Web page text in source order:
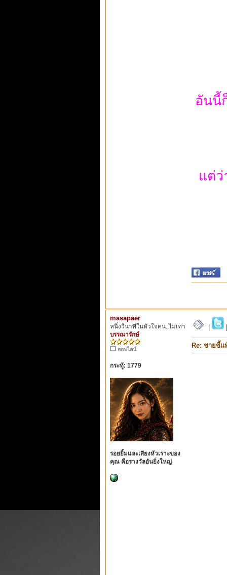
อันนี้
แต่ว่
masapaer
หนึ่งวินาทีในหัวใจคน..ไม่เท่า
บรรณารักษ์
ออฟไลน์
กระทู้: 1779
รอยยิ้มและเสียงหัวเราะของ
คุณ คือรางวัลอันยิ่งใหญ่
Re: ชายขี้แ